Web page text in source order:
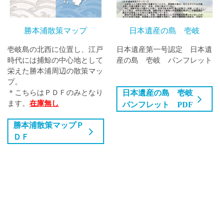
勝本浦散策マップ
壱岐島の北西に位置し、江戸
時代には捕鯨の中心地として
栄えた勝本浦周辺の散策マッ
プ。
＊こちらはＰＤＦのみとなり
ます。 在庫無し
勝本浦散策マップＰ
ＤＦ
日本遺産の島 壱岐
日本遺産第一号認定 日本遺
産の島 壱岐 パンフレット
日本遺産の島 壱岐
パンフレット PDF